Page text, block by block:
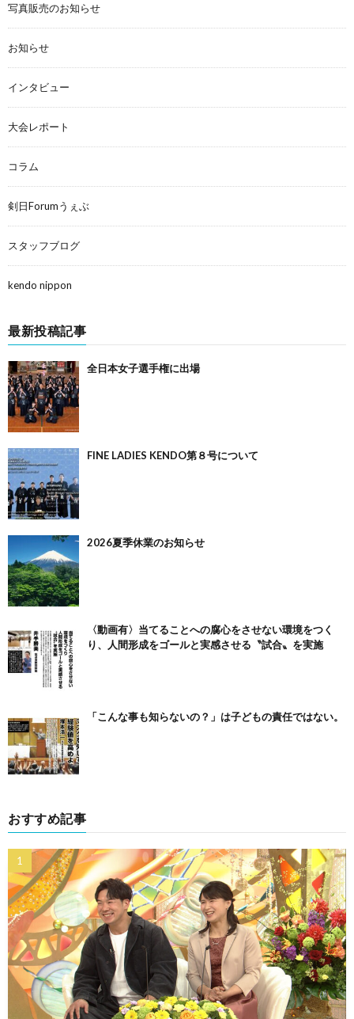
写真販売のお知らせ
お知らせ
インタビュー
大会レポート
コラム
剣日Forumうぇぶ
スタッフブログ
kendo nippon
最新投稿記事
全日本女子選手権に出場
FINE LADIES KENDO第８号について
2026夏季休業のお知らせ
〈動画有〉当てることへの腐心をさせない環境をつく
り、人間形成をゴールと実感させる〝試合〟を実施
「こんな事も知らないの？」は子どもの責任ではない。
おすすめ記事